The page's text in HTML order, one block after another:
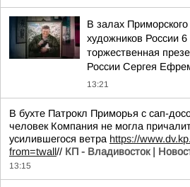
В залах
художников России 6
торжественная
России Сергея
13:21
В бухте Патрокл Приморья с сап-
человек Компания не могла
усилившегося ветра https://
from=twall// КП - Владивосток |
13:15